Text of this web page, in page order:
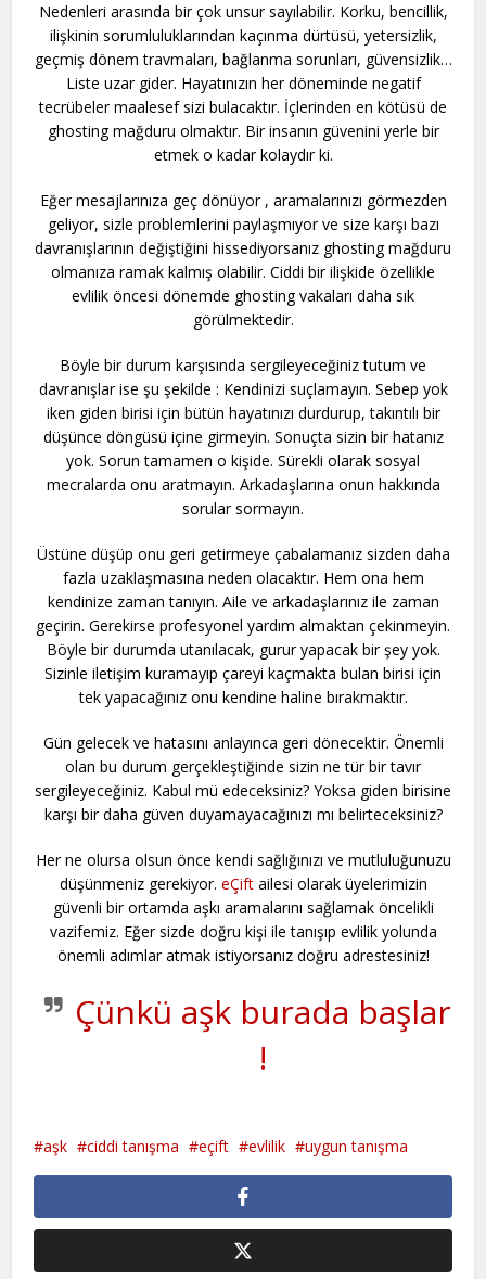
Nedenleri arasında bir çok unsur sayılabilir. Korku, bencillik,
ilişkinin sorumluluklarından kaçınma dürtüsü, yetersizlik,
geçmiş dönem travmaları, bağlanma sorunları, güvensizlik…
Liste uzar gider. Hayatınızın her döneminde negatif
tecrübeler maalesef sizi bulacaktır. İçlerinden en kötüsü de
ghosting mağduru olmaktır. Bir insanın güvenini yerle bir
etmek o kadar kolaydır ki.
Eğer mesajlarınıza geç dönüyor , aramalarınızı görmezden
geliyor, sizle problemlerini paylaşmıyor ve size karşı bazı
davranışlarının değiştiğini hissediyorsanız ghosting mağduru
olmanıza ramak kalmış olabilir. Ciddi bir ilişkide özellikle
evlilik öncesi dönemde ghosting vakaları daha sık
görülmektedir.
Böyle bir durum karşısında sergileyeceğiniz tutum ve
davranışlar ise şu şekilde : Kendinizi suçlamayın. Sebep yok
iken giden birisi için bütün hayatınızı durdurup, takıntılı bir
düşünce döngüsü içine girmeyin. Sonuçta sizin bir hatanız
yok. Sorun tamamen o kişide. Sürekli olarak sosyal
mecralarda onu aratmayın. Arkadaşlarına onun hakkında
sorular sormayın.
Üstüne düşüp onu geri getirmeye çabalamanız sizden daha
fazla uzaklaşmasına neden olacaktır. Hem ona hem
kendinize zaman tanıyın. Aile ve arkadaşlarınız ile zaman
geçirin. Gerekirse profesyonel yardım almaktan çekinmeyin.
Böyle bir durumda utanılacak, gurur yapacak bir şey yok.
Sizinle iletişim kuramayıp çareyi kaçmakta bulan birisi için
tek yapacağınız onu kendine haline bırakmaktır.
Gün gelecek ve hatasını anlayınca geri dönecektir. Önemli
olan bu durum gerçekleştiğinde sizin ne tür bir tavır
sergileyeceğiniz. Kabul mü edeceksiniz? Yoksa giden birisine
karşı bir daha güven duyamayacağınızı mı belirteceksiniz?
Her ne olursa olsun önce kendi sağlığınızı ve mutluluğunuzu
düşünmeniz gerekiyor. eÇift ailesi olarak üyelerimizin
güvenli bir ortamda aşkı aramalarını sağlamak öncelikli
vazifemiz. Eğer sizde doğru kişi ile tanışıp evlilik yolunda
önemli adımlar atmak istiyorsanız doğru adrestesiniz!
Çünkü aşk burada başlar
!
aşk ciddi tanışma eçift evlilik uygun tanışma